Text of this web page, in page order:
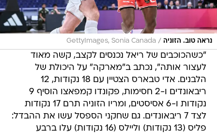
נראה טוב. הזוניה /
GettyImages, Sonia Canada
"כשהכוכבים של ריאל נכנסים לקצב, קשה מאוד
לעצור אותה", נכתב ב"מארקה" על היכולת של
הלבנים. אדי טבארס הצטיין עם 18 נקודות, 12
ריבאונדים ו-2 חסימות, פקונדו קמפאצו הוסיף 9
נקודות ו-6 אסיסטים, ומריו הזוניה תרם 17 נקודות
לצד 7 ריבאונדים. גם שחקני הספסל עשו את ההבדל:
פליס (13 נקודות) וליילס (16 נקודות) עלו ברבע